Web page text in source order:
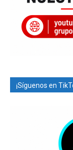
¡Síguenos en